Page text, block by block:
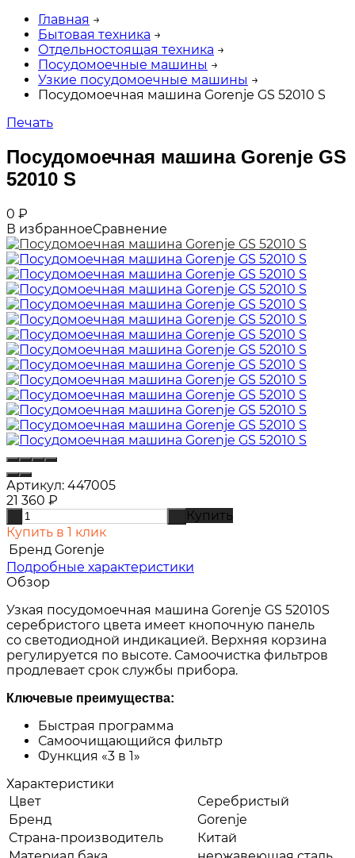
Главная →
Бытовая техника →
Отдельностоящая техника →
Посудомоечные машины →
Узкие посудомоечные машины →
Посудомоечная машина Gorenje GS 52010 S
Печать
Посудомоечная машина Gorenje GS
52010 S
0 ₽
В избранноеСравнение
Артикул: 447005
21 360 ₽
Купить
Купить в 1 клик
Бренд Gorenje
Подробные характеристики
Обзор
Узкая посудомоечная машина Gorenje GS 52010S
серебристого цвета имеет кнопочную панель
со светодиодной индикацией. Верхняя корзина
регулируется по высоте. Самоочистка фильтров
продлевает срок службы прибора.
Ключевые преимущества:
Быстрая программа
Самоочищающийся фильтр
Функция «3 в 1»
Характеристики
Цвет
Серебристый
Бренд
Gorenje
Страна-производитель
Китай